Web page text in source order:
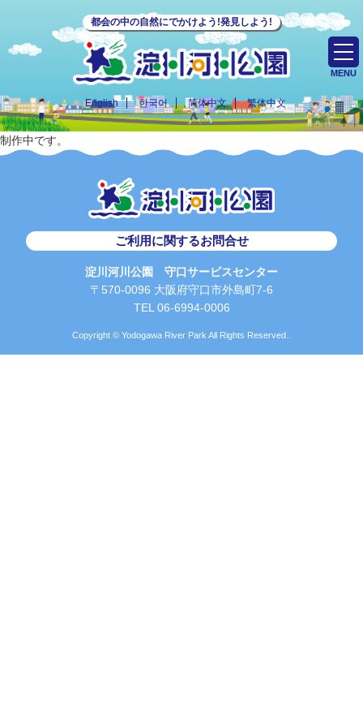
都会の中の自然にでかけよう!発見しよう!
English 한국어 简体中文 繁体中文
MENU
制作中です。
ご利用に関するお問合せ
淀川河川公園 守口サービスセンター
〒570-0096 大阪府守口市外島町7-6
TEL 06-6994-0006
Copyright © Yodogawa River Park All Rights Reserved..